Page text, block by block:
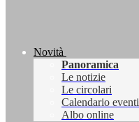
Novità
Panoramica
Le notizie
Le circolari
Calendario eventi
Albo online